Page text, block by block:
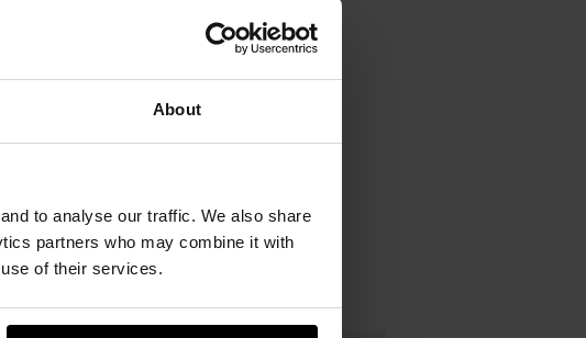
About
to analyse our traffic. We also share
partners who may combine it with
of their services.